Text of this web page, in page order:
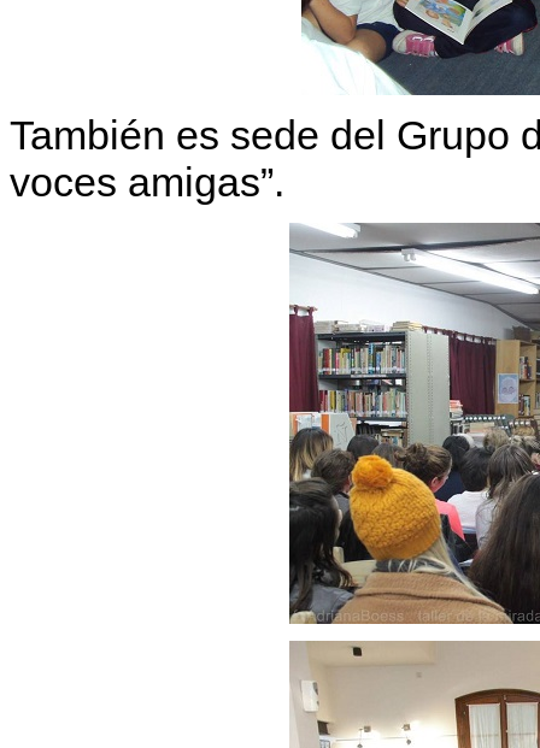
También es sede del Grupo
voces amigas”.